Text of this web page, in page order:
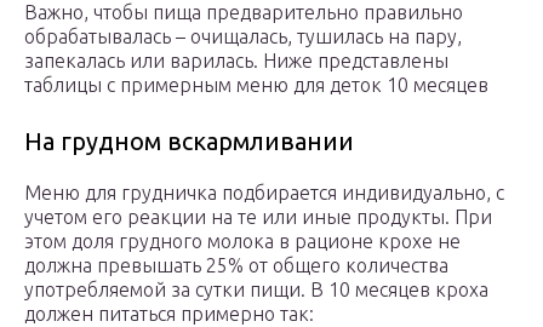
Важно, чтобы пища предварительно правильно
обрабатывалась – очищалась, тушилась на пару,
запекалась или варилась. Ниже представлены
таблицы с примерным меню для деток 10 месяцев
На грудном вскармливании
Меню для грудничка подбирается индивидуально, с
учетом его реакции на те или иные продукты. При
этом доля грудного молока в рационе крохе не
должна превышать 25% от общего количества
употребляемой за сутки пищи. В 10 месяцев кроха
должен питаться примерно так: